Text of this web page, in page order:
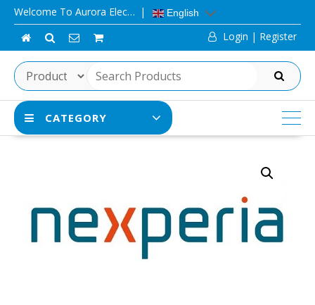
Skip
content
Welcome To Aurora Elec… English
Login | Register
SEARCH
CATEGORY